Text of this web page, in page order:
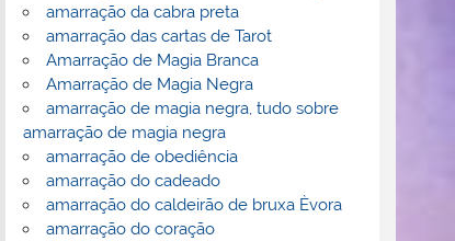
amarração da cabra preta
amarração das cartas de Tarot
Amarração de Magia Branca
Amarração de Magia Negra
amarração de magia negra, tudo sobre
amarração de magia negra
amarração de obediência
amarração do cadeado
amarração do caldeirão de bruxa Èvora
amarração do coração